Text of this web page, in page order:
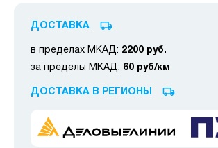
ДОСТАВКА
в пределах МКАД: 2200 руб.
за пределы МКАД: 60 руб/км
ДОСТАВКА В РЕГИОНЫ